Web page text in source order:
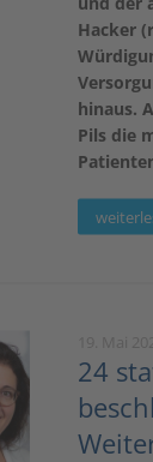
Hacker
hinaus.
Pils die
24